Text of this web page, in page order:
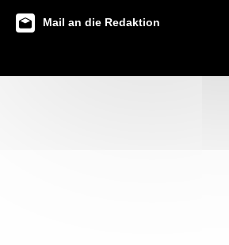
Mail an die Redaktion